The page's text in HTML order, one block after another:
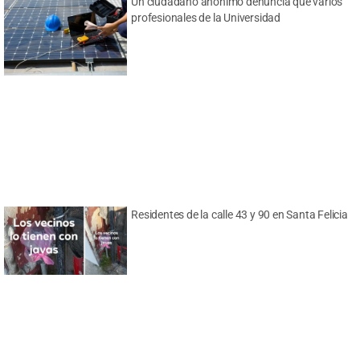
profesionales de la Universidad
Residentes de la calle 43 y 90 en Santa Felicia